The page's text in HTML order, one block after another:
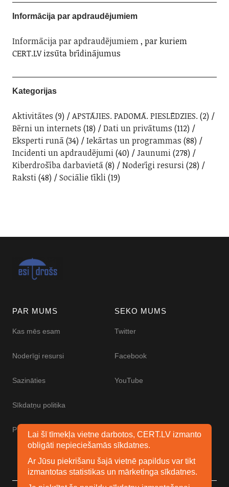
Informācija par apdraudējumiem
Informācija par apdraudējumiem, par kuriem
CERT.LV izsūta brīdinājumus
Kategorijas
Aktivitātes (9) APSTĀJIES. PADOMĀ. PIESLĒDZIES. (2)
Bērni un internets (18) Dati un privātums (112)
Eksperti runā(34) Iekārtas un programmas (88)
Incidenti un apdraudējumi(40) Jaunumi(278)
Kiberdrošība darbavietā(8) Noderīgi resursi(28)
Raksti(48) Sociālie tīkli(19)
PAR MUMS
Kas mēs esam
Noderīgi resursi
Sazināties
Sīkdatņu politika
Piekļūstamības paziņojums
SEKO MUMS
Twitter
Facebook
YouTube
Lai šī tīmekļa vietne darbotos, CERT.LV izmanto
obligāti nepieciešamās sīkdatnes.
Ar Jūsu piekrišanu šajā vietnē papildus var tikt
izmantotas statistikas un mārketinga sīkdatnes.